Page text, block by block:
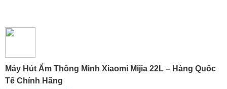
Máy Hút Ẩm Thông Minh Xiaomi Mijia 22L – Hàng Quốc
Tế Chính Hãng